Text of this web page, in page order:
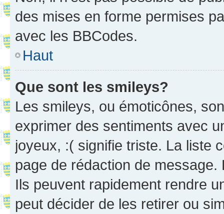
des mises en forme permises
avec les BBCodes.
Haut
Que sont les smileys?
Les smileys, ou émoticônes,
exprimer des sentiments avec
joyeux, :( signifie triste. La liste
page de rédaction de
Ils peuvent rapidement rendre
peut décider de les retirer ou